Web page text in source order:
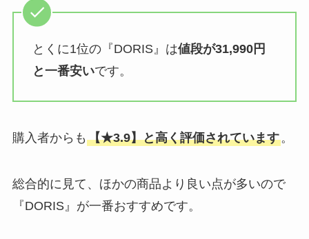
とくに1位の『DORIS』は値段が31,990円
と一番安いです。
購入者からも 【★3.9】と高く評価されています。
総合的に見て、ほかの商品より良い点が多いので
『DORIS』が一番おすすめです。